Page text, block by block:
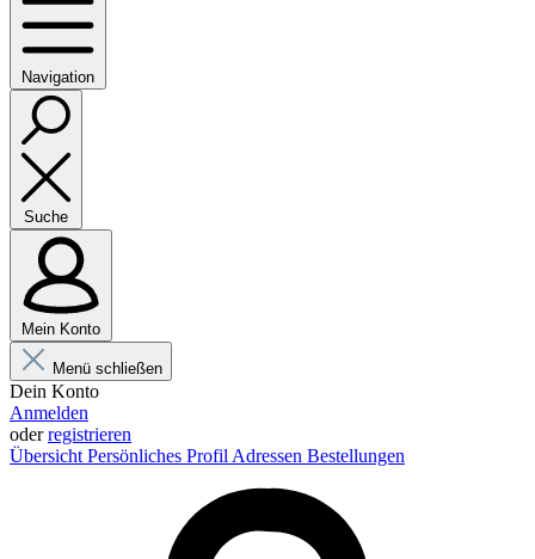
Navigation
Suche
Mein Konto
Menü schließen
Dein Konto
Anmelden
oderregistrieren
Übersicht Persönliches Profil Adressen Bestellungen